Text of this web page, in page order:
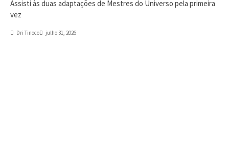
Assisti às duas adaptações de Mestres do Universo pela primeira
vez
Dri Tinoco julho 31, 2026